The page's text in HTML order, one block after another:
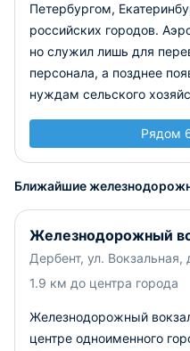
Петербургом,
российских городов.
но служил лишь для
персонала, а позднее
нуждам сельского
Рядом
Ближайшие
Железнодорожный
Дербент, ул. Вокзальная,
1.9 км до центра города
Железнодорожный
центре одноименного